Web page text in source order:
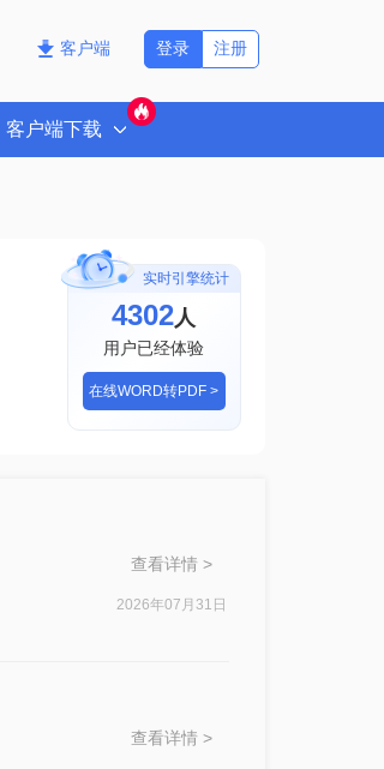
客户端 注册
登录
客户端下载
实时引擎统计
4302人
用户已经体验
在线WORD转PDF >
查看详情 >
2026年07月31日
查看详情 >